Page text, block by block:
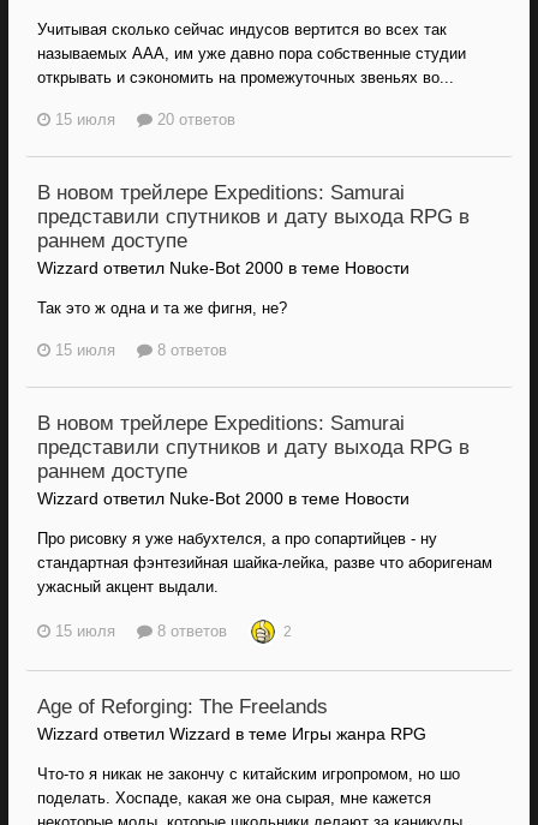
Учитывая сколько сейчас индусов вертится во всех так
называемых ААА, им уже давно пора собственные студии
открывать и сэкономить на промежуточных звеньях во...
15 июля 20 ответов
В новом трейлере Expeditions: Samurai
представили спутников и дату выхода RPG в
раннем доступе
Wizzard ответил Nuke-Bot 2000 в теме Новости
Так это ж одна и та же фигня, не?
15 июля 8 ответов
В новом трейлере Expeditions: Samurai
представили спутников и дату выхода RPG в
раннем доступе
Wizzard ответил Nuke-Bot 2000 в теме Новости
Про рисовку я уже набухтелся, а про сопартийцев - ну
стандартная фэнтезийная шайка-лейка, разве что аборигенам
ужасный акцент выдали.
15 июля 8 ответов 2
Age of Reforging: The Freelands
Wizzard ответил Wizzard в теме Игры жанра RPG
Что-то я никак не закончу с китайским игропромом, но шо
поделать. Хоспаде, какая же она сырая, мне кажется